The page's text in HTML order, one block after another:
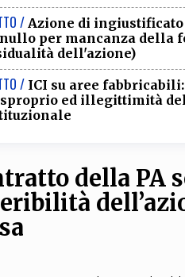
/ Azione di
per mancanza della
dell'azione)
/ ICI su aree
ed illegittimità
della PA